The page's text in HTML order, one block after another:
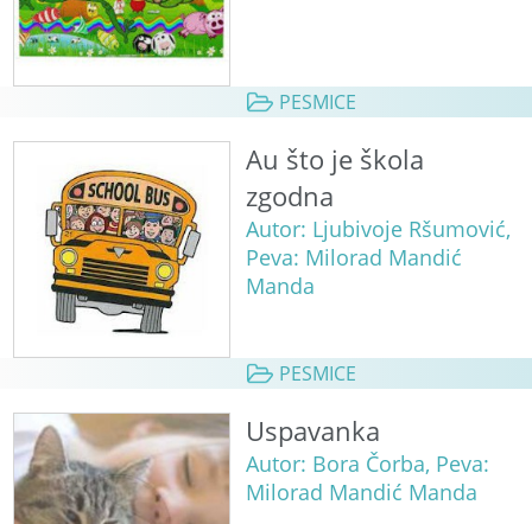
PESMICE
Au što je škola
zgodna
Autor: Ljubivoje Ršumović,
Peva: Milorad Mandić
Manda
PESMICE
Uspavanka
Autor: Bora Čorba, Peva:
Milorad Mandić Manda